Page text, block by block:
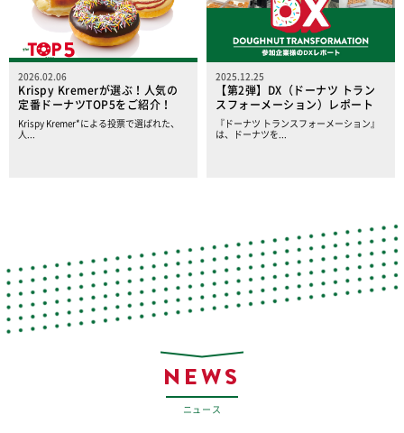
2026.02.06
Krispy Kremerが選ぶ！人気の
定番ドーナツTOP5をご紹介！
Krispy Kremer*による投票で選ばれた、
人...
2025.12.25
【第2弾】DX（ドーナツ トラン
スフォーメーション）レポート
『ドーナツ トランスフォーメーション』
は、ドーナツを...
NEWS
ニュース